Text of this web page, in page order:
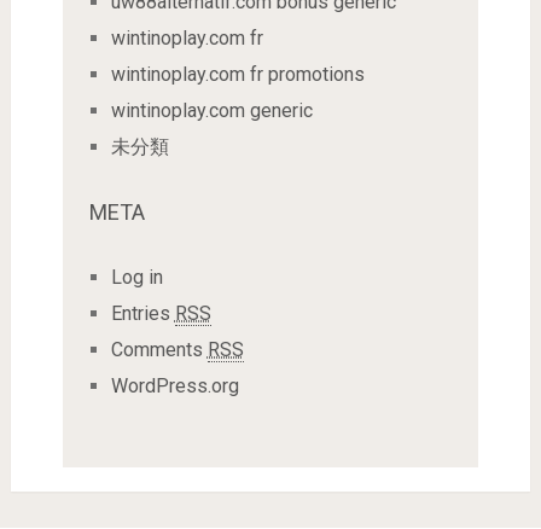
wintinoplay.com fr
wintinoplay.com fr promotions
wintinoplay.com generic
未分類
META
Log in
Entries RSS
Comments RSS
WordPress.org